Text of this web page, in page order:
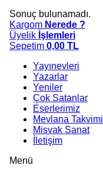
Sonuç bulunamadı.
Kargom Nerede ?
Üyelik İşlemleri
Sepetim 0,00 TL
Yayınevleri
Yazarlar
Yeniler
Çok Satanlar
Eserlerimiz
Mevlana Takvimi
Misvak Sanat
İletişim
Menü